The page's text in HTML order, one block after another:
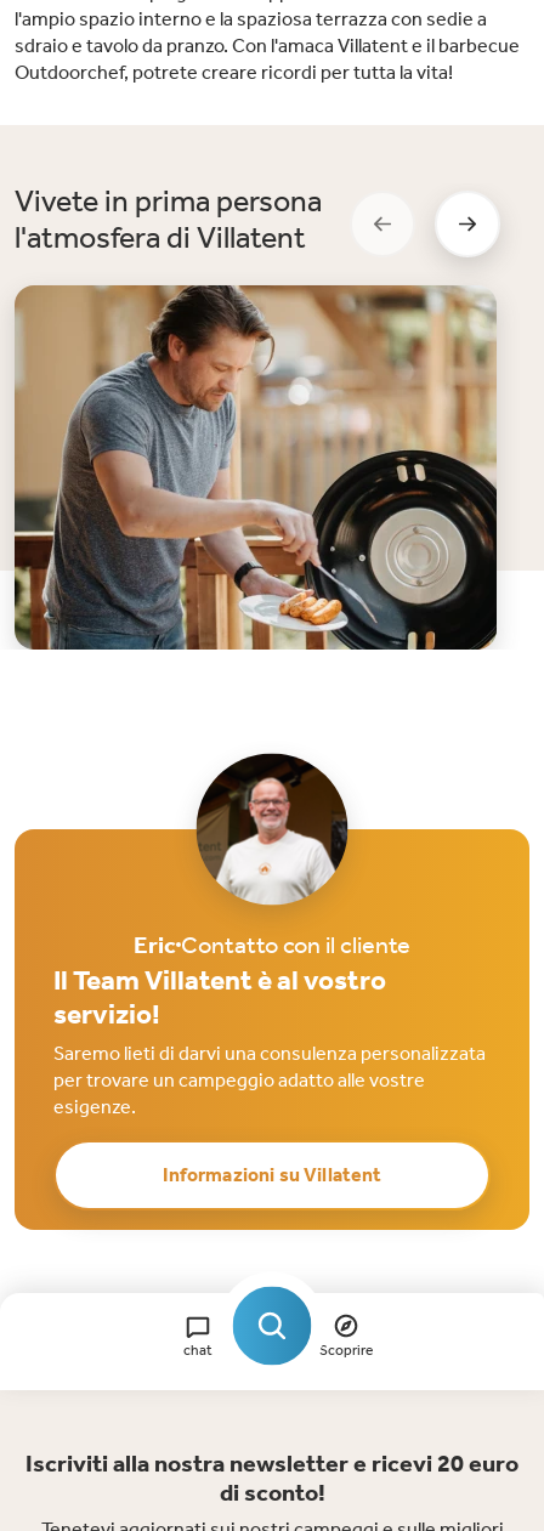
l'ampio spazio interno e la spaziosa terrazza con sedie a
sdraio e tavolo da pranzo. Con l'amaca Villatent e il barbecue
Outdoorchef, potrete creare ricordi per tutta la vita!
Vivete in prima persona
l'atmosfera di Villatent
Eric Contatto con il cliente
Il Team Villatent è al vostro
servizio!
Saremo lieti di darvi una consulenza personalizzata
per trovare un campeggio adatto alle vostre
esigenze.
Informazioni su Villatent
chat Scoprire
Iscriviti alla nostra newsletter e ricevi 20 euro
di sconto!